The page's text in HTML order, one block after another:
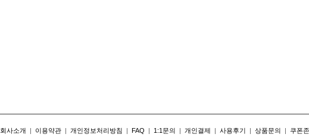
회사소개 | 이용약관 | 개인정보처리방침 | FAQ | 1:1문의 | 개인결제 | 사용후기 | 상품문의 | 쿠폰존